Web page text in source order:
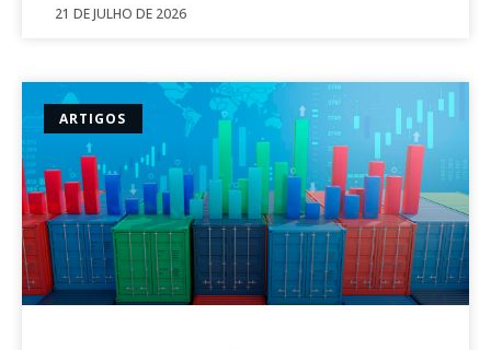
21 DE JULHO DE 2026
ARTIGOS